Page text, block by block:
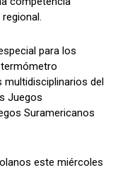
para los
del
Juegos
Suramericanos
este miércoles